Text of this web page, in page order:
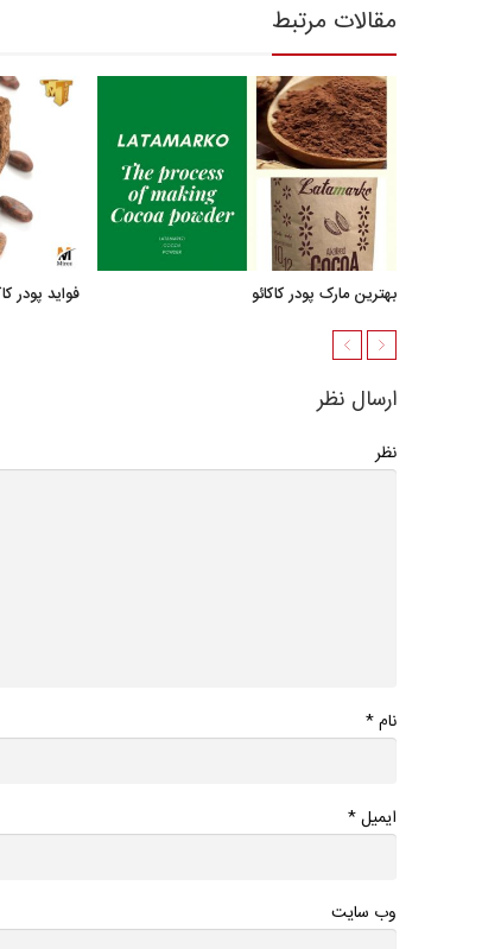
مقالات مرتبط
بهترین مارک پودر کاکائو فواید پودر
ارسال نظر
نظر
نام*
ایمیل*
وب سایت